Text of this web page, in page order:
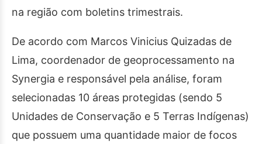
na região com boletins trimestrais.
De acordo com Marcos Vinicius Quizadas de
Lima, coordenador de geoprocessamento na
Synergia e responsável pela análise, foram
selecionadas 10 áreas protegidas (sendo 5
Unidades de Conservação e 5 Terras Indígenas)
que possuem uma quantidade maior de focos